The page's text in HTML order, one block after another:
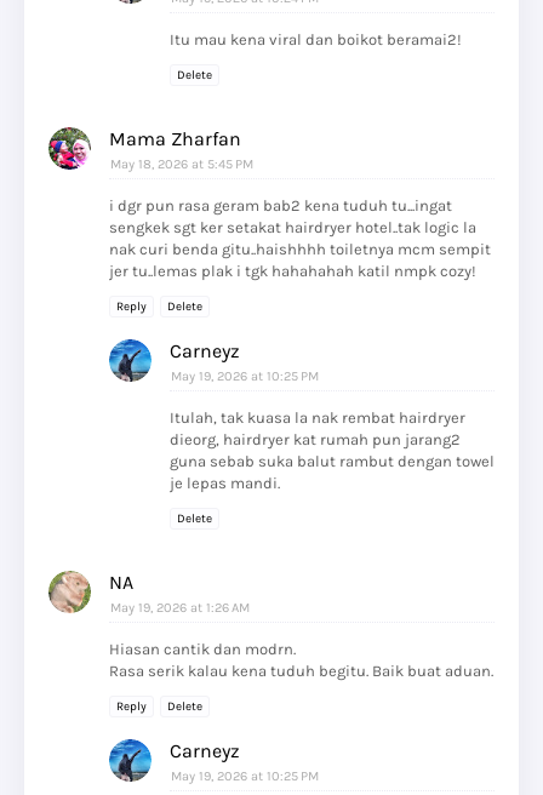
Itu mau kena viral dan boikot beramai2!
Delete
Mama Zharfan
May 18, 2026 at 5:45 PM
i dgr pun rasa geram bab2 kena tuduh tu...ingat
sengkek sgt ker setakat hairdryer hotel..tak logic la
nak curi benda gitu..haishhhh toiletnya mcm sempit
jer tu..lemas plak i tgk hahahahah katil nmpk cozy!
Reply Delete
Carneyz
May 19, 2026 at 10:25 PM
Itulah, tak kuasa la nak rembat hairdryer
dieorg, hairdryer kat rumah pun jarang2
guna sebab suka balut rambut dengan towel
je lepas mandi.
Delete
NA
May 19, 2026 at 1:26 AM
Hiasan cantik dan modrn.
Rasa serik kalau kena tuduh begitu. Baik buat aduan.
Reply Delete
Carneyz
May 19, 2026 at 10:25 PM